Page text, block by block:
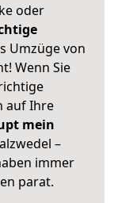
oder
Umzüge von
Wenn Sie
auf Ihre
mein
–
immer
parat.